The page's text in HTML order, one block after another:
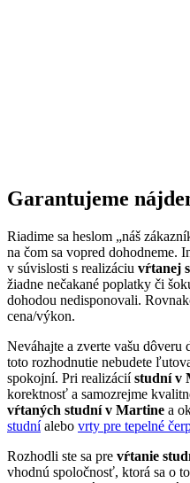
Garantujeme
Riadime sa heslom „náš
na čom sa vopred dohodneme.
v súvislosti s realizáciu vŕtanej
žiadne nečakané poplatky či
dohodou nedisponovali.
cena/výkon.
Neváhajte a zverte vašu dôveru
toto rozhodnutie nebudete
spokojní. Pri realizáciístudní v
korektnosť a samozrejme
vŕtaných studní v Martine a
studníalebo vrty pre tepelné
Rozhodli ste sa pre vŕtanie
vhodnú spoločnosť, ktorá sa o